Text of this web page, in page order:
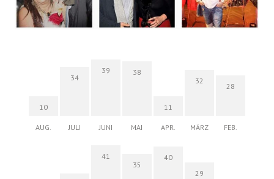
10
AUG.
34
JULI
39
JUNI
38
MAI
11
APR.
32
MÄRZ
28
FEB.
41
35
40
29